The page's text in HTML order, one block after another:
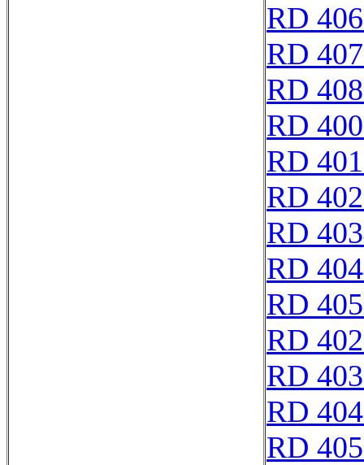
RD
RD
RD
RD
RD
RD
RD
RD
RD
RD
RD
RD
RD